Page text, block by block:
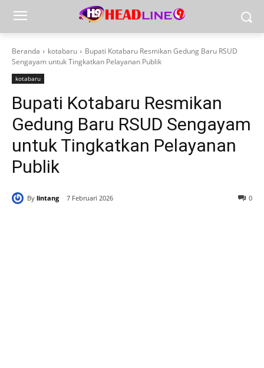
Beranda kotabaru
Bupati Kotabaru Resmikan Gedung Baru RSUD
Sengayam untuk Tingkatkan Pelayanan Publik
kotabaru
Bupati Kotabaru Resmikan
Gedung Baru RSUD Sengayam
untuk Tingkatkan Pelayanan
Publik
By lintang 7 Februari 2026 0